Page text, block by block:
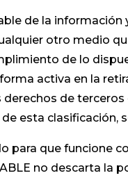
de la
otro medio
de lo
activa en la
de
esta
para que funcione
no descarta